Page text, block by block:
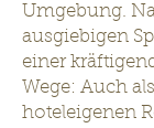
Umgebung.
ausgiebigen
einer
Wege: Auch
hoteleigenen